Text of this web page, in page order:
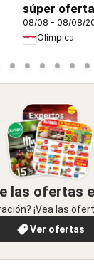
súper
08/08 - 08/08/
Olímpica
las ofertas
¡Vea las
Ver ofertas